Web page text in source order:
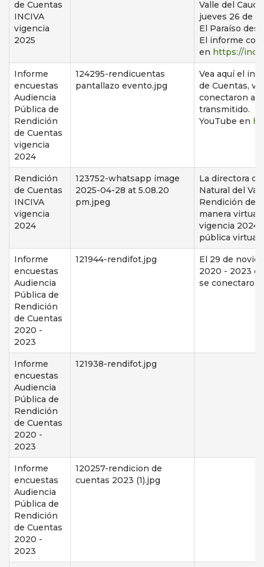
de Cuentas
INCIVA
vigencia
2025
Valle del
jueves 26 de
El Paraíso
El informe
en https://
Informe
encuestas
Audiencia
Pública de
Rendición
de Cuentas
vigencia
2024
124295-rendicuentas
pantallazo evento.jpg
Vea aquí el
de Cuentas,
conectaron a
transmitido. El
YouTube en
Rendición
de Cuentas
INCIVA
vigencia
2024
123752-whatsapp image
2025-04-28 at 5.08.20
pm.jpeg
La directora
Natural del
Rendición de
manera virtual
vigencia 2024
pública virtual
Informe
encuestas
Audiencia
Pública de
Rendición
de Cuentas
2020 -
2023
121944-rendifot.jpg
El 29 de
2020 - 2023
se conectaron
Informe
encuestas
Audiencia
Pública de
Rendición
de Cuentas
2020 -
2023
121938-rendifot.jpg
Informe
encuestas
Audiencia
Pública de
Rendición
de Cuentas
2020 -
2023
120257-rendicion de
cuentas 2023 (1).jpg